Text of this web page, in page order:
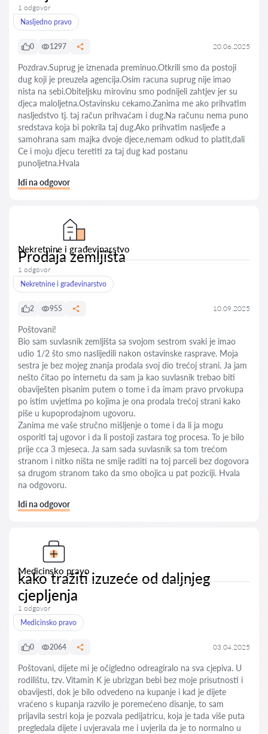
1 odgovor
Nasljedno pravo
0 1297 20.06.2025
Pozdrav.Suprug je iznenada preminuo.Otkrili smo da postoji
dug koji je preuzela agencija.Osim racuna suprug nije imao
nista na sebi.Obiteljsku mirovinu smo podnijeli zahtjev jer su
djeca maloljetna.Ostavinsku cekamo.Zanima me ako prihvatim
nasljedstvo tj. taj račun prihvaćam i dug.Na računu nema puno
sredstava koja bi pokrila taj dug.Ako prihvatim nasljeđe a
samohrana sam majka dvoje djece,nemam odkud to platit,dali
Ce i moju djecu teretiti za taj dug kad postanu
punoljetna.Hvala
Idi na odgovor
Nekretnine i građevinarstvo
Prodaja zemljišta
1 odgovor
Nekretnine i građevinarstvo
2 955 10.09.2025
Poštovani!
Bio sam suvlasnik zemljišta sa svojom sestrom svaki je imao
udio 1/2 što smo naslijedili nakon ostavinske rasprave. Moja
sestra je bez mojeg znanja prodala svoj dio trećoj strani. Ja jam
nešto čitao po internetu da sam ja kao suvlasnik trebao biti
obaviješten pisanim putem o tome i da imam pravo prvokupa
po istim uvjetima po kojima je ona prodala trećoj strani kako
piše u kupoprodajnom ugovoru.
Zanima me vaše stručno mišljenje o tome i da li ja mogu
osporiti taj ugovor i da li postoji zastara tog procesa. To je bilo
prije cca 3 mjeseca. Ja sam sada suvlasnik sa tom trećom
stranom i nitko ništa ne smije raditi na toj parceli bez dogovora
sa drugom stranom tako da smo obojica u pat poziciji. Hvala
na odgovoru.
Idi na odgovor
Medicinsko pravo
kako tražiti izuzeće od daljnjeg
cjepljenja
1 odgovor
Medicinsko pravo
0 2064 03.04.2025
Poštovani, dijete mi je očigledno odreagiralo na sva cjepiva. U
rodilištu, tzv. Vitamin K je ubrizgan bebi bez moje prisutnosti i
obavijesti, dok je bilo odvedeno na kupanje i kad je dijete
vraćeno s kupanja razvilo je poremećeno disanje, to sam
prijavila sestri koja je pozvala pedijatricu, koja je tada više puta
pregledala dijete i uvjeravala me i uvjerila da je to normalno u